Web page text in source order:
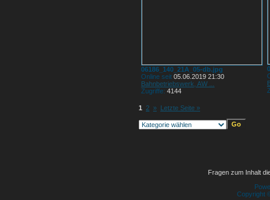
06186_140_21A_05-db.jpg
Online seit 05.06.2019 21:30
Bahnbetriebswerk, AW ...
Zugriffe: 4144
1 2 » Letzte Seite »
Fragen zum Inhalt
Copyright